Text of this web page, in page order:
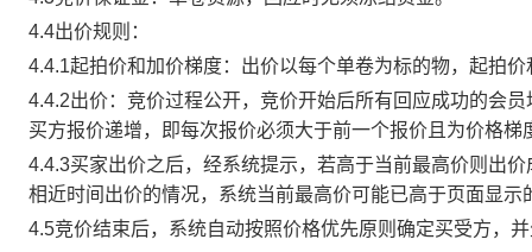
4.4出价规则：
4.4.1起拍价和加价梯度：出价以每个单卷为标的物，起拍
4.4.2出价：竞价过程公开，竞价开始后所有回应成功的会
买方报价递增，即每次报价必须大于前一个报价且为价格
4.4.3买家出价之后，经系统提示，若高于当前最高价则出
相近时间出价的情况，系统当前最高价可能已高于页面显示
4.5竞价结束后，系统自动按照价格优先原则确定买受方，